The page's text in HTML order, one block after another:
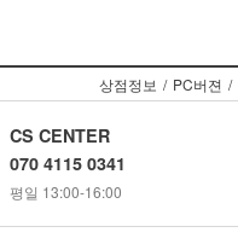
상점정보 / PC버젼 /
CS CENTER
070 4115 0341
평일 13:00-16:00